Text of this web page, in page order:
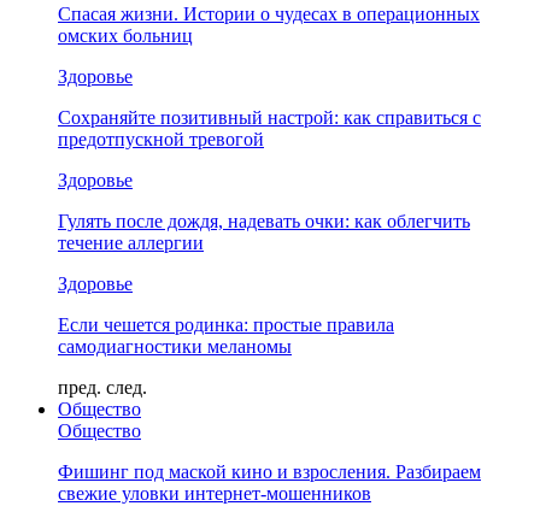
Спасая жизни. Истории о чудесах в операционных
омских больниц
Здоровье
Сохраняйте позитивный настрой: как справиться с
предотпускной тревогой
Здоровье
Гулять после дождя, надевать очки: как облегчить
течение аллергии
Здоровье
Если чешется родинка: простые правила
самодиагностики меланомы
пред. след.
Общество
Общество
Фишинг под маской кино и взросления. Разбираем
свежие уловки интернет-мошенников